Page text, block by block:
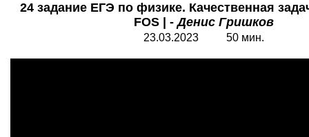
24 задание ЕГЭ по физике. Качественная
FOS | -Денис Гришков
23.03.2023 50 мин.